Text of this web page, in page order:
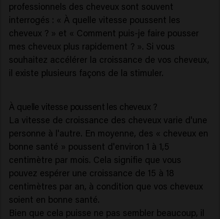
professionnels des cheveux sont souvent
interrogés : « À quelle vitesse poussent les
cheveux ? » et « Comment puis-je faire pousser
mes cheveux plus rapidement ? ». Si vous
souhaitez accélérer la croissance de vos cheveux,
il existe plusieurs façons de la stimuler.
À quelle vitesse poussent les cheveux ?
La vitesse de croissance des cheveux varie d'une
personne à l'autre. En moyenne, des « cheveux en
bonne santé » poussent d'environ 1 à 1,5
centimètre par mois. Cela signifie que vous
pouvez espérer une croissance de 15 à 18
centimètres par an, à condition que vos cheveux
soient en bonne santé.
Bien que cela puisse ne pas sembler beaucoup, il